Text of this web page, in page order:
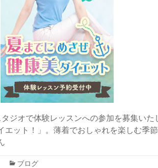
ジオで体験レッスンへの参加を募集いた
エット！」。薄着でおしゃれを楽しむ季
ブログ